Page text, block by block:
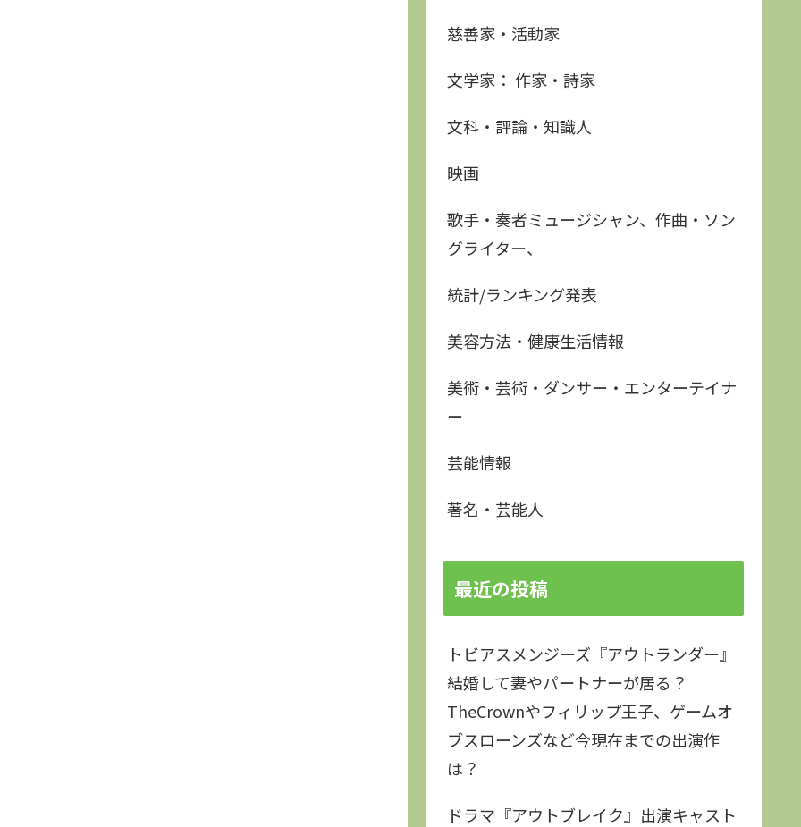
慈善家・活動家
文学家： 作家・詩家
文科・評論・知識人
映画
歌手・奏者ミュージシャン、作曲・ソン
グライター、
統計/ランキング発表
美容方法・健康生活情報
美術・芸術・ダンサー・エンターテイナ
ー
芸能情報
著名・芸能人
最近の投稿
トビアスメンジーズ『アウトランダー』
結婚して妻やパートナーが居る？
TheCrownやフィリップ王子、ゲームオ
ブスローンズなど今現在までの出演作
は？
ドラマ『アウトブレイク』出演キャスト